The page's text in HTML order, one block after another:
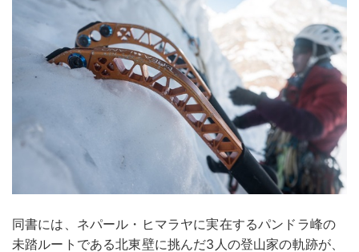
同書には、ネパール・ヒマラヤに実在するパンドラ峰の
未踏ルートである北東壁に挑んだ3人の登山家の軌跡が、